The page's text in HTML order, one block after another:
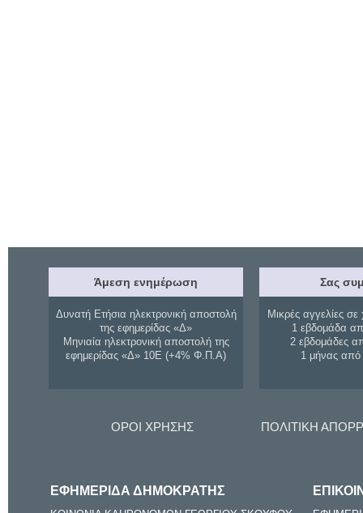
Άμεση ενημέρωση
Δυνατή Ετήσια ηλεκτρονική αποστολή
της εφημερίδας «Δ»
Μηνιαία ηλεκτρονική αποστολή της
εφημερίδας «Δ» 10Ε (+4% Φ.Π.Α)
Σας
Μικρές αγγελίες σε
1 εβδομάδα
2 εβδομάδες
1 μήνας
ΟΡΟΙ ΧΡΗΣΗΣ ΠΟΛΙΤΙΚΗ
ΕΦΗΜΕΡΙΔΑ ΔΗΜΟΚΡΑΤΗΣ